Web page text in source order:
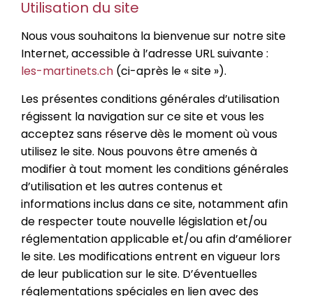
Utilisation du site
Nous vous souhaitons la bienvenue sur notre site
Internet, accessible à l’adresse URL suivante :
les-martinets.ch (ci-après le « site »).
Les présentes conditions générales d’utilisation
régissent la navigation sur ce site et vous les
acceptez sans réserve dès le moment où vous
utilisez le site. Nous pouvons être amenés à
modifier à tout moment les conditions générales
d’utilisation et les autres contenus et
informations inclus dans ce site, notamment afin
de respecter toute nouvelle législation et/ou
réglementation applicable et/ou afin d’améliorer
le site. Les modifications entrent en vigueur lors
de leur publication sur le site. D’éventuelles
réglementations spéciales en lien avec des